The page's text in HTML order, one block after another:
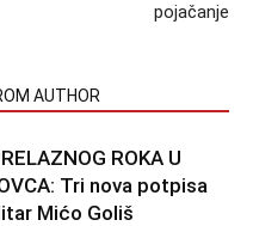
pojačanje
AUTHOR
ROKA U
Tri nova potpisa
Mićo Goliš